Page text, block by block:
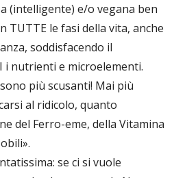
(intelligente) e/o vegana ben
TUTTE le fasi della vita, anche
soddisfacendo il
nutrienti e microelementi.
più scusanti! Mai più
al ridicolo, quanto
del Ferro-eme, della Vitamina
se ci si vuole